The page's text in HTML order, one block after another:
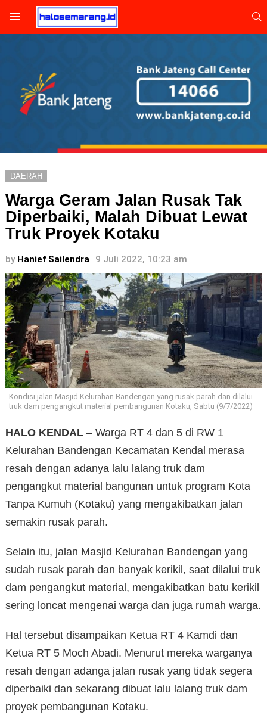
DAERAH
Warga Geram Jalan Rusak Tak
Diperbaiki, Malah Dibuat Lewat
Truk Proyek Kotaku
by Hanief Sailendra 9 Juli 2022, 10:23 am
Kondisi jalan Masjid Kelurahan Bandengan yang rusak parah dan dilalui
truk dam pengangkut material pembangunan Kotaku, Sabtu (9/7/2022)
HALO KENDAL – Warga RT 4 dan 5 di RW 1
Kelurahan Bandengan Kecamatan Kendal merasa
resah dengan adanya lalu lalang truk dam
pengangkut material bangunan untuk program Kota
Tanpa Kumuh (Kotaku) yang mengakibatkan jalan
semakin rusak parah.
Selain itu, jalan Masjid Kelurahan Bandengan yang
sudah rusak parah dan banyak kerikil, saat dilalui truk
dam pengangkut material, mengakibatkan batu kerikil
sering loncat mengenai warga dan juga rumah warga.
Hal tersebut disampaikan Ketua RT 4 Kamdi dan
Ketua RT 5 Moch Abadi. Menurut mereka warganya
resah dengan adanga jalan rusak yang tidak segera
diperbaiki dan sekarang dibuat lalu lalang truk dam
proyek pembangunan Kotaku.